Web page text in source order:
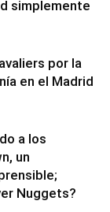
simplemente
por la
en el Madrid
a los
un
Nuggets?